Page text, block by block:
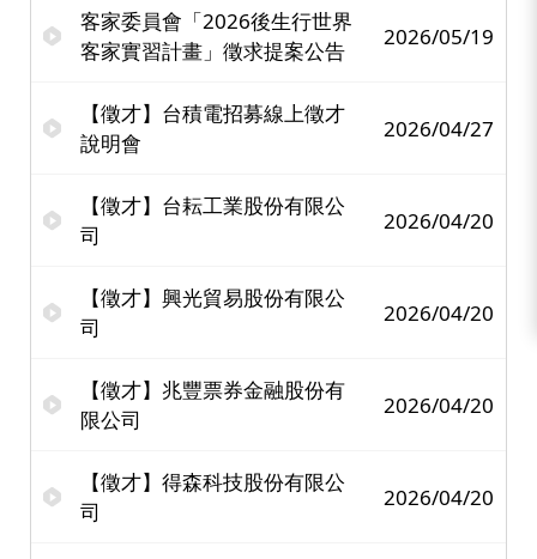
客家委員會「2026後生行世界
客家實習計畫」徵求提案公告
2026/05/19
【徵才】台積電招募線上徵才
說明會
2026/04/27
【徵才】台耘工業股份有限公
司
2026/04/20
【徵才】興光貿易股份有限公
司
2026/04/20
【徵才】兆豐票券金融股份有
限公司
2026/04/20
【徵才】得森科技股份有限公
司
2026/04/20